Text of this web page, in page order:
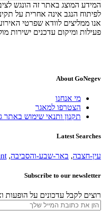
המידע המוצג באתר זה הונגש
לפיתוח הנגב אינה אחרית על
אנו ממליצים לוודא שפרטי
פעילות ומיקום עדכנים ישירות
About GoNegev
מי אנחנו
הצטרפו למאגר
תקנון ותנאי שימוש באתר
Latest Searches
עין-חצבה, באר-שבע-והסביבה,
Subscribe to our newsletter
רוצים לקבל עדכונים על הופעות